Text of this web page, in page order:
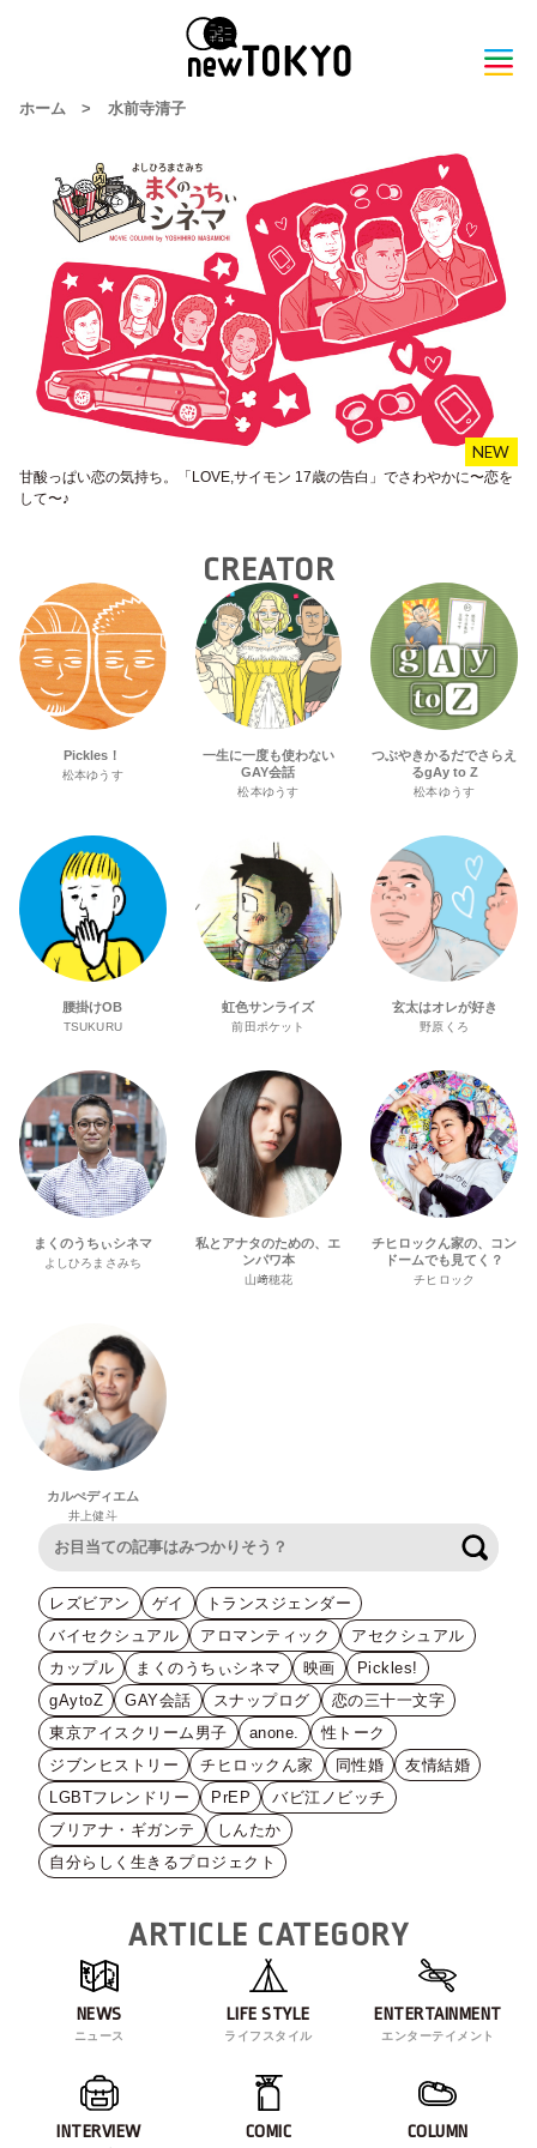
ホーム > 水前寺清子
甘酸っぱい恋の気持ち。「LOVE,サイモン 17歳の告白」でさわやかに〜恋を
して〜♪
CREATOR
Pickles！
松本ゆうす
一生に一度も使わない
GAY会話
松本ゆうす
つぶやきかるだでさらえ
るgAy to Z
松本ゆうす
腰掛けOB
TSUKURU
虹色サンライズ
前田ポケット
玄太はオレが好き
野原くろ
まくのうちぃシネマ
よしひろまさみち
私とアナタのための、エ
ンパワ本
山﨑穂花
チヒロックん家の、コン
ドームでも見てく？
チヒロック
カルぺディエム
井上健斗
レズビアン ゲイ
トランスジェンダー
バイセクシュアル
アロマンティック
アセクシュアル
カップル
まくのうちぃシネマ 映画
Pickles!
gAytoZ
GAY会話 スナップログ
恋の三十一文字
東京アイスクリーム男子
anone.
性トーク
ジブンヒストリー
チヒロックん家 同性婚
友情結婚
LGBTフレンドリー
PrEP
バビ江ノビッチ
ブリアナ・ギガンテ
しんたか
自分らしく生きるプロジェクト
ARTICLE CATEGORY
NEWS
ニュース
LIFE STYLE
ライフスタイル
ENTERTAINMENT
エンターテイメント
INTERVIEW COMIC COLUMN